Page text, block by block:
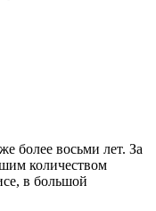
более восьми лет. За
количеством
в большой